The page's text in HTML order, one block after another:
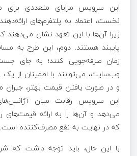
این سرویس مزایای متعددی برای
نخست، اعتماد به پلتفرم‌های
زیرا آن‌ها با این تعهد نشان می‌دهند
پایبند هستند. دوم، این طرح به
زمان صرفه‌جویی کنند؛ به جای
وب‌سایت، می‌توانند با اطمینان از یک
و در صورت یافتن قیمت بهتر، جبران
این سرویس رقابت میان
می‌دهد و آن‌ها را به ارائه قیمت‌های
که در نهایت به نفع مصرف‌کننده است.
با این حال، باید توجه داشت که